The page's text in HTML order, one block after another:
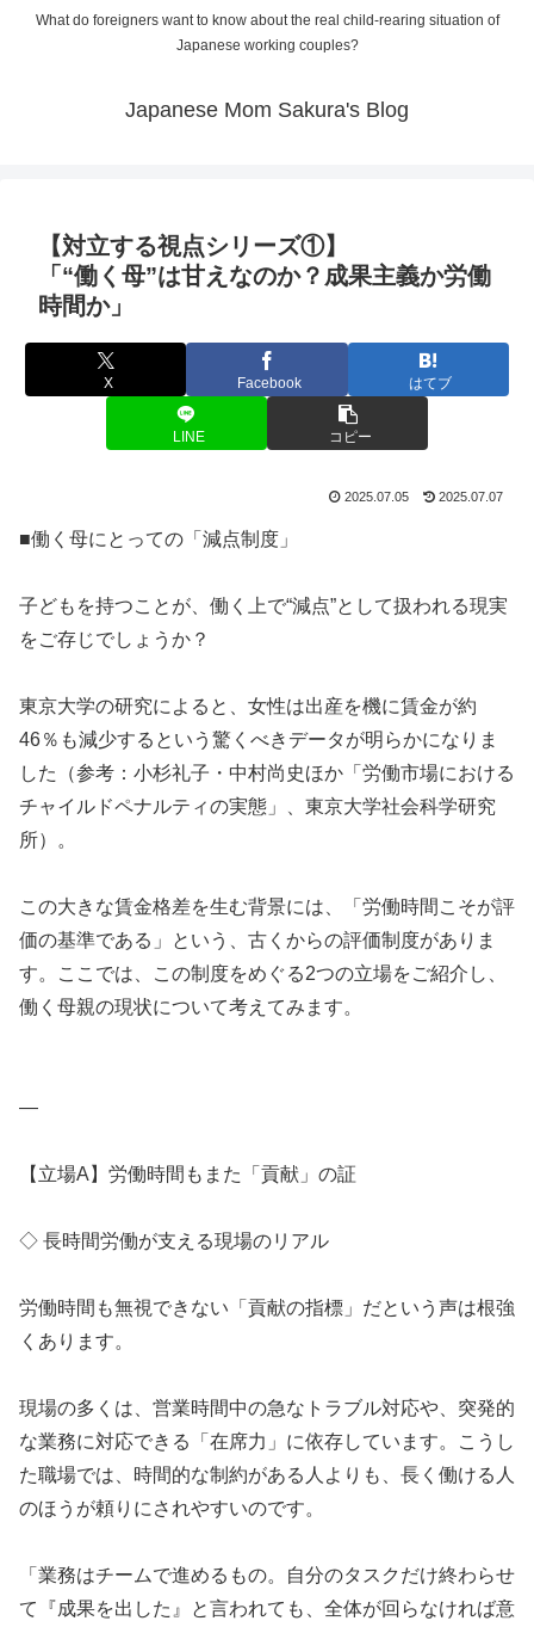
What do foreigners want to know about the real child-rearing situation of
Japanese working couples?
Japanese Mom Sakura's Blog
【対立する視点シリーズ①】
「“働く母”は甘えなのか？成果主義か労働
時間か」
X Facebook はてブ
LINE コピー
2025.07.05 2025.07.07
■働く母にとっての「減点制度」
子どもを持つことが、働く上で“減点”として扱われる現実
をご存じでしょうか？
東京大学の研究によると、女性は出産を機に賃金が約
46％も減少するという驚くべきデータが明らかになりま
した（参考：小杉礼子・中村尚史ほか「労働市場における
チャイルドペナルティの実態」、東京大学社会科学研究
所）。
この大きな賃金格差を生む背景には、「労働時間こそが評
価の基準である」という、古くからの評価制度がありま
す。ここでは、この制度をめぐる2つの立場をご紹介し、
働く母親の現状について考えてみます。
—
【立場A】労働時間もまた「貢献」の証
◇ 長時間労働が支える現場のリアル
労働時間も無視できない「貢献の指標」だという声は根強
くあります。
現場の多くは、営業時間中の急なトラブル対応や、突発的
な業務に対応できる「在席力」に依存しています。こうし
た職場では、時間的な制約がある人よりも、長く働ける人
のほうが頼りにされやすいのです。
「業務はチームで進めるもの。自分のタスクだけ終わらせ
て『成果を出した』と言われても、全体が回らなければ意